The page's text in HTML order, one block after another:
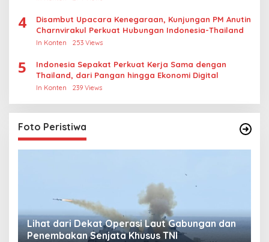
4
Disambut Upacara Kenegaraan, Kunjungan PM Anutin
Charnvirakul Perkuat Hubungan Indonesia-Thailand
In Konten 253 Views
5
Indonesia Sepakat Perkuat Kerja Sama dengan
Thailand, dari Pangan hingga Ekonomi Digital
In Konten 239 Views
Foto Peristiwa
Lihat dari Dekat Operasi Laut Gabungan dan
Penembakan Senjata Khusus TNI